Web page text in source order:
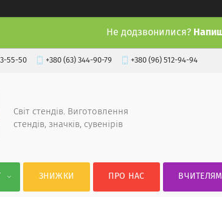
Не додзвонилися?
55-50 +380 (63) 344-90-79 +380 (96) 512-94-94
Світ стендів. Виготовлення
стендів, значків, сувенірів
ЗНИЖКИ ПРО НАС ВЧИТЕЛЯМ